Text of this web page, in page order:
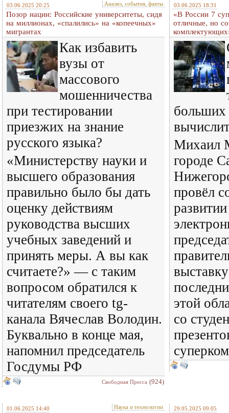
03.06.2025 20:25 Анализ, события, факты
Позор нации: Российские университеты, сидя
на миллионах, «спалились» на «копеечных»
мигрантах
Как избавить
вузы от
массового
мошенничества
при тестировании
приезжих на знание
русского языка?
«Министерству науки и
высшего образования
правильно было бы дать
оценку действиям
руководства высших
учебных заведений и
принять меры. А вы как
считаете?» — с таким
вопросом обратился к
читателям своего tg-
канала Вячеслав Володин.
Буквально в конце мая,
напомнил председатель
Госдумы РФ
Свободная Пресса (924)
03.06.2025 18:31
«В России 7
отличные, но
Михаил
городе
провёл
этой
со
01.06.2025 14:40 Наука и технологии 29.05.2025 09:05